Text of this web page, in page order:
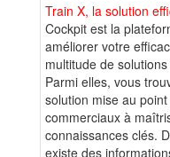
Train X, la solution
Cockpit est la
améliorer votre
multitude de
Parmi elles, vous
solution mise au
commerciaux à
connaissances clés.
existe des